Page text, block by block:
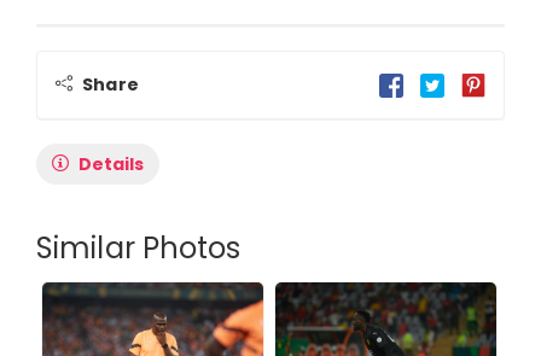
Share
Details
Similar Photos